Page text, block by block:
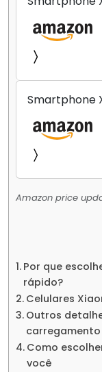
Leica, Cinza
Smartphone
256GB/
Elite Top de
Jogos
Amazon price
Por que
rápido?
Celulares
Outros
Como
você